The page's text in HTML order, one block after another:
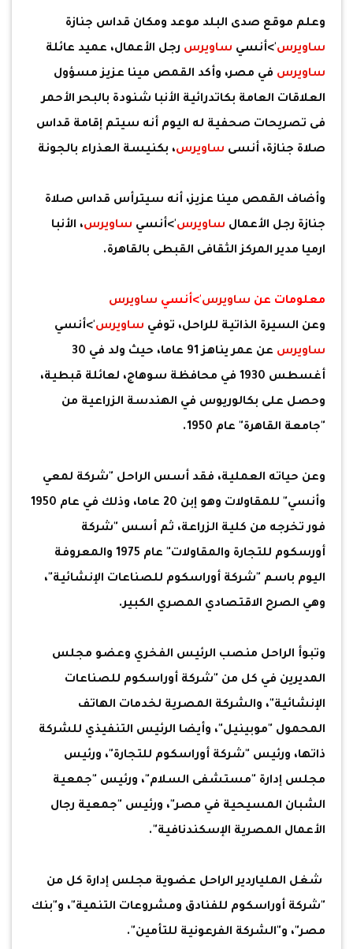
وعلم موقع صدى البلد موعد ومكان قداس جنازة
ساويرس'>أنسي ساويرس رجل الأعمال، عميد عائلة
ساويرس في مصر، وأكد القمص مينا عزيز مسؤول
العلاقات العامة بكاتدرائية الأنبا شنودة بالبحر الأحمر
فى تصريحات صحفية له اليوم أنه سيتم إقامة قداس
صلاة جنازة، أنسى ساويرس، بكنيسة العذراء بالجونة
وأضاف القمص مينا عزيز، أنه سيترأس قداس صلاة
جنازة رجل الأعمال ساويرس'>أنسي ساويرس، الأنبا
ارميا مدير المركز الثقافى القبطى بالقاهرة.
معلومات عن ساويرس'>أنسي ساويرس
وعن السيرة الذاتية للراحل، توفي ساويرس'>أنسي
ساويرس
عن عمر يناهز 91 عاما، حيث ولد في 30
أغسطس 1930 في محافظة سوهاج، لعائلة قبطية،
وحصل على بكالوريوس في الهندسة الزراعية من
"جامعة القاهرة" عام 1950.
وعن حياته العملية، فقد أسس الراحل "شركة لمعي
وأنسي" للمقاولات وهو إبن 20 عاما، وذلك في عام 1950
فور تخرجه من كلية الزراعة، ثم أسس "شركة
أورسكوم للتجارة والمقاولات" عام 1975 والمعروفة
اليوم باسم "شركة أوراسكوم للصناعات الإنشائية"،
وهي الصرح الاقتصادي المصري الكبير.
وتبوأ الراحل منصب الرئيس الفخري وعضو مجلس
المديرين في كل من "شركة أوراسكوم للصناعات
الإنشائية"، والشركة المصرية لخدمات الهاتف
المحمول "موبينيل"، وأيضا الرئيس التنفيذي للشركة
ذاتها، ورئيس "شركة أوراسكوم للتجارة"، ورئيس
مجلس إدارة "مستشفى السلام"، ورئيس "جمعية
الشبان المسيحية في مصر"، ورئيس "جمعية رجال
الأعمال المصرية الإسكندنافية".
شغل الملياردير الراحل عضوية مجلس إدارة كل من
"شركة أوراسكوم للفنادق ومشروعات التنمية"، و"بنك
مصر"، و"الشركة الفرعونية للتأمين".